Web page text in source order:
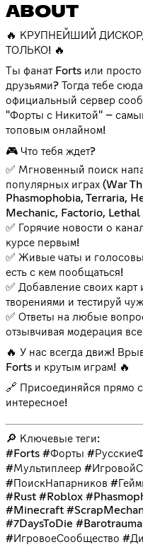
ABOUT
🔥 КРУПНЕЙШИЙ
ТОЛЬКО! 🔥
Ты фанат Forts или
друзьями? Тогда тебе
официальный сервер
"Форты с Никитой" –
топовым онлайном!
🎮 Что тебя ждет?
✅ Мгновенный поиск
популярных играх (War
Phasmophobia, Terraria,
Mechanic, Factorio, Lethal
✅ Горячие новости о
курсе первым!
✅ Живые чаты и
есть с кем пообщаться!
✅ Добавление своих
творениями и тестируй
✅ Ответы на любые
отзывчивая модерация
🔥 У нас всегда движ!
Forts и крутым играм! 🔥
🔗 Присоединяйся прямо
интересное!
🔎 Ключевые теги:
#Forts #Форты
#Мультиплеер
#ПоискНапарников
#Rust #Roblox
#Minecraft
#7DaysToDie
#ИгровоеСообщество